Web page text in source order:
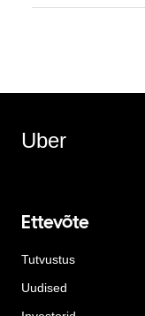
Uber
Ettevõte
Tutvustus
Uudised